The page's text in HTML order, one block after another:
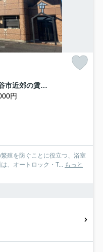
アメニティーハイム ユー 刈谷市近郊の賃貸ならクラスホーム刈谷店
円
殖を防ぐことに役立つ、浴室
、オートロック・T... もっと